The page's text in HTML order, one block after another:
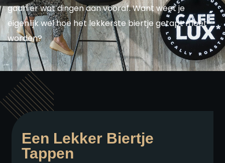
gaan er wat dingen aan vooraf. Want weet je
eigenlijk wel hoe het lekkerste biertje getapt moet
worden?
Een Lekker Biertje
Tappen